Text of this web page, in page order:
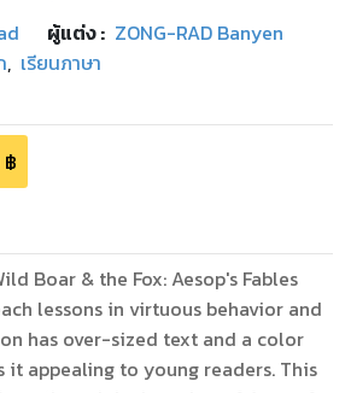
ผู้แต่ง : ZONG-RAD Banyen
, เรียนภาษา
฿
Boar & the Fox: Aesop's Fables
lessons in virtuous behavior and
has over-sized text and a color
it appealing to young readers. This